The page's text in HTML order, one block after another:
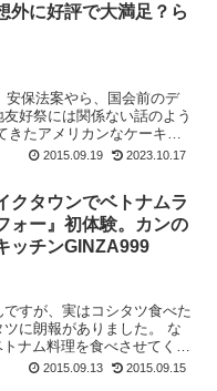
外に好評で大満足？ら
安保法案やら、国会前のデ
好祭には関係ない話のよう
2015.09.19 2023.10.17
クタウンでベトナムラ
ォー』初体験。カンの
ッチンGINZA999
すが、実はコシタツ食べた
朗報がありました。 な
ナム料理を食べさせてくれ
2015.09.13 2015.09.15